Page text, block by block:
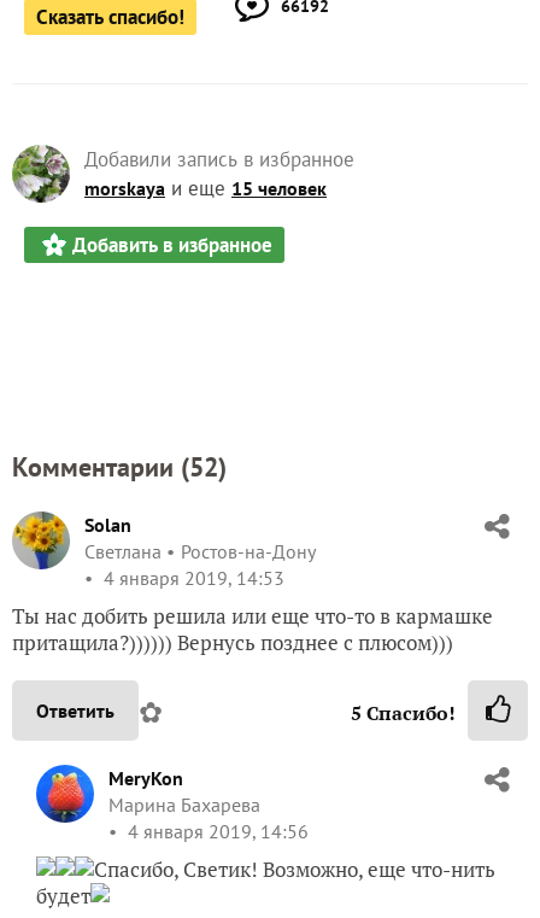
Добавить в избранное
Ростов-на-Дону
4 января 2019, 14:53
Ты нас добить решила или еще что-то в кармашке
притащила?)))))) Вернусь позднее с плюсом)))
Ответить ✿ 5Спасибо!
MeryKon
Марина Бахарева
4 января 2019, 14:56
Спасибо, Светик! Возможно, еще что-нить
будет
Ответить ✿ 4Спасибо!